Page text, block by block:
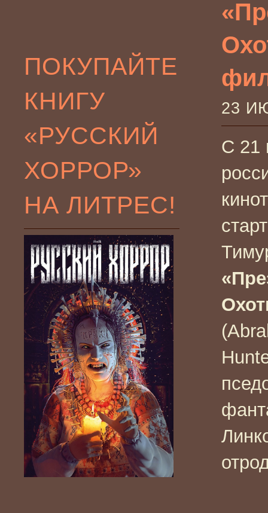
ПОКУПАЙТЕ
КНИГУ
«РУССКИЙ
ХОРРОР»
НА ЛИТРЕС!
23
С 21